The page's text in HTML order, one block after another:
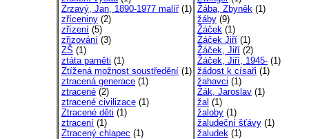
Zrzavý, Jan, 1890-1977 malíř(1)
zříceniny (2)
zřízení (5)
zřizování (3)
ZŠ (1)
ztáta paměti (1)
Ztížená možnost soustředění (1)
ztracená generace (1)
ztracené (2)
ztracené civilizace (1)
Ztracené děti (1)
ztracení (1)
Ztracený chlapec (1)
Žába, Zbyněk (1)
žáby (9)
Žáček (1)
Žáček Jiří (1)
Žáček, Jiří (2)
Žáček, Jiří, 1945- (1)
žádost k císaři (1)
žahavci (1)
Žák, Jaroslav (1)
žal (1)
žaloby (1)
žaludeční šťávy (1)
žaludek (1)